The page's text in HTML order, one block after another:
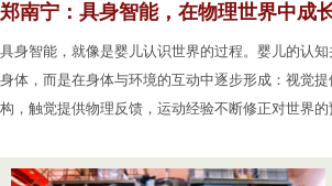
郑南宁：具身智能，在物理世界中成
具身智能，就像是婴儿认识世界的过程。婴儿的认
身体，而是在身体与环境的互动中逐步形成：视觉
构，触觉提供物理反馈，运动经验不断修正对世界的